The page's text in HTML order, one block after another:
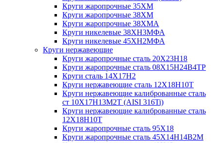
Круги жаропрочные 35ХМ
Круги жаропрочные 38ХМ
Круги жаропрочные 38ХМА
Круги никелевые 38XH3MФА
Круги никелевые 45ХН2МФА
Круги нержавеющие
Круги жаропрочные сталь 20Х23Н18
Круги жаропрочные сталь 08Х15Н24В4ТР
Круги сталь 14Х17Н2
Круги нержавеющие сталь 12Х18Н10Т
Круги нержавеющие калиброванные сталь
ст 10Х17Н13М2Т (AISI 316Ti)
Круги нержавеющие калиброванные сталь
12Х18Н10Т
Круги жаропрочные сталь 95Х18
Круги жаропрочные сталь 45Х14Н14В2М